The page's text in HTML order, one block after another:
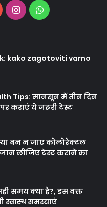
InstagramWhatsApp
kako zagotoviti varno
Tips: मानसून में तीन दिन
कराएं ये जरूरी टेस्ट
बन न जाए कोलोरेक्टल
लीजिए टेस्ट कराने का
समय क्‍या है?, इस वक्त
स्वास्थ समस्याएं